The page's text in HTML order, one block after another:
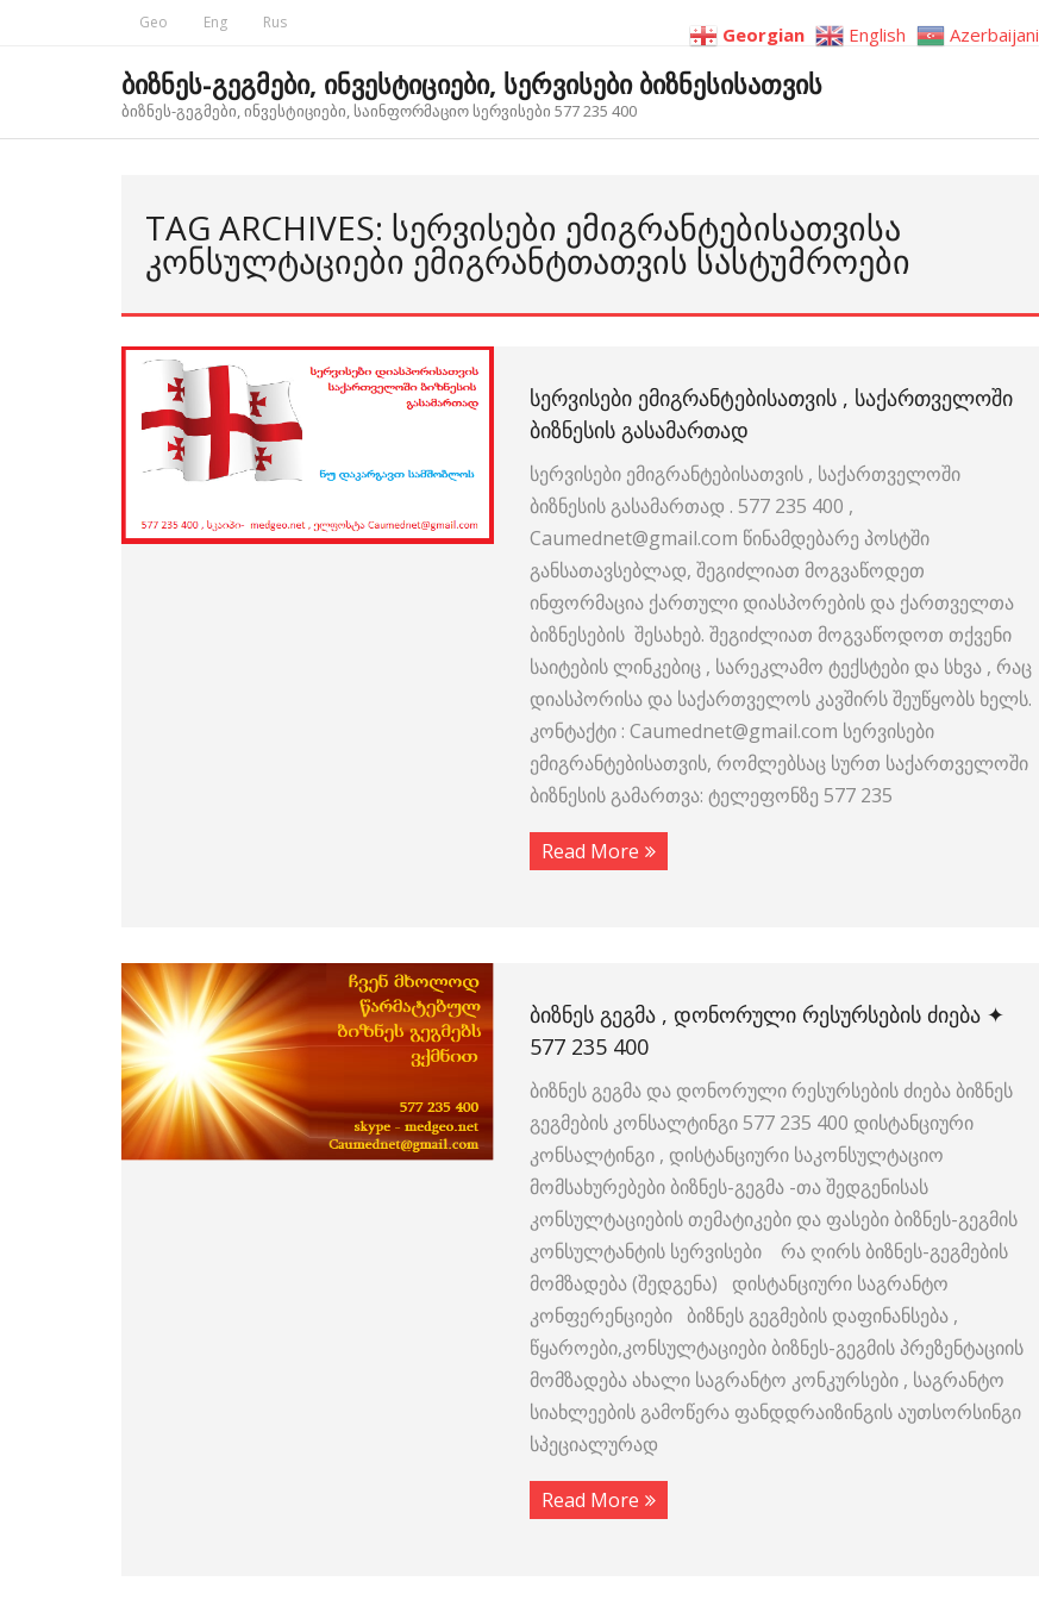
Geo Eng Rus
ბიზნეს-გეგმები, ინვესტიციები, სერვისები ბიზნესისათვის
ბიზნეს-გეგმები, ინვესტიციები, საინფორმაციო სერვისები 577 235 400
TAG ARCHIVES: ᲡᲔᲠᲕᲘᲡᲔᲑᲘ ᲔᲛᲘᲒᲠᲐᲜᲢᲔᲑᲘᲡᲐᲗᲕᲘᲡᲐ
ᲙᲝᲜᲡᲣᲚᲢᲐᲪᲘᲔᲑᲘ ᲔᲛᲘᲒᲠᲐᲜᲢᲗᲐᲗᲕᲘᲡ ᲡᲐᲡᲢᲣᲛᲠᲝᲔᲑᲘ
ᲡᲔᲠᲕᲘᲡᲔᲑᲘ ᲔᲛᲘᲒᲠᲐᲜᲢᲔᲑᲘᲡᲐᲗᲕᲘᲡ , ᲡᲐᲥᲐᲠᲗᲕᲔᲚᲝᲨᲘ
ᲑᲘᲖᲜᲔᲡᲘᲡ ᲒᲐᲡᲐᲛᲐᲠᲗᲐᲓ
სერვისები ემიგრანტებისათვის , საქართველოში
ბიზნესის გასამართად . 577 235 400 ,
Caumednet@gmail.com წინამდებარე პოსტში
განსათავსებლად, შეგიძლიათ მოგვაწოდეთ
ინფორმაცია ქართული დიასპორების და ქართველთა
ბიზნესების შესახებ. შეგიძლიათ მოგვაწოდოთ თქვენი
საიტების ლინკებიც , სარეკლამო ტექსტები და სხვა , რაც
დიასპორისა და საქართველოს კავშირს შეუწყობს ხელს.
კონტაქტი : Caumednet@gmail.com სერვისები
ემიგრანტებისათვის, რომლებსაც სურთ საქართველოში
ბიზნესის გამართვა: ტელეფონზე 577 235
Read More
ᲑᲘᲖᲜᲔᲡ ᲒᲔᲒᲛᲐ , ᲓᲝᲜᲝᲠᲣᲚᲘ ᲠᲔᲡᲣᲠᲡᲔᲑᲘᲡ ᲫᲘᲔᲑᲐ ✦
577 235 400
ბიზნეს გეგმა და დონორული რესურსების ძიება ბიზნეს
გეგმების კონსალტინგი 577 235 400 დისტანციური
კონსალტინგი , დისტანციური საკონსულტაციო
მომსახურებები ბიზნეს-გეგმა -თა შედგენისას
კონსულტაციების თემატიკები და ფასები ბიზნეს-გეგმის
კონსულტანტის სერვისები რა ღირს ბიზნეს-გეგმების
მომზადება (შედგენა) დისტანციური საგრანტო
კონფერენციები ბიზნეს გეგმების დაფინანსება ,
წყაროები,კონსულტაციები ბიზნეს-გეგმის პრეზენტაციის
მომზადება ახალი საგრანტო კონკურსები , საგრანტო
სიახლეების გამოწერა ფანდდრაიზინგის აუთსორსინგი
სპეციალურად
Read More
Georgian English Azerbaijani